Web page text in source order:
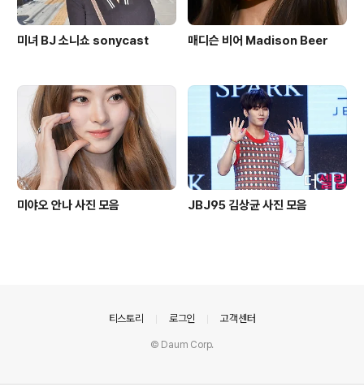
미녀 BJ 소니쇼 sonycast 매디슨 비어 Madison Beer
미야오 안나 사진 모음 JBJ95 김상균 사진 모음
티스토리 로그인 고객센터
© Daum Corp.